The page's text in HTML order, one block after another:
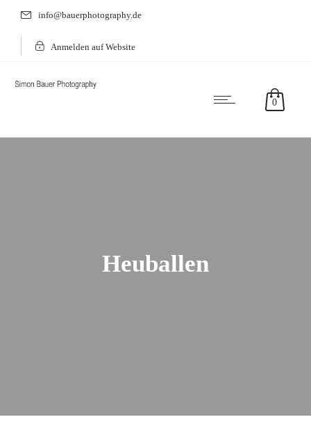
info@bauerphotography.de
Anmelden auf Website
0
Heuballen